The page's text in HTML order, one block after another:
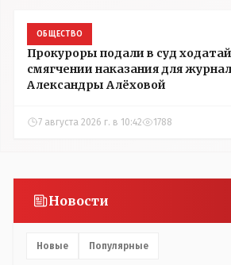
ОБЩЕСТВО
Прокуроры подали в суд
смягчении наказания для
Александры Алёховой
7 августа 2026 г. в 10:42 1788
Новости
Новые Популярные